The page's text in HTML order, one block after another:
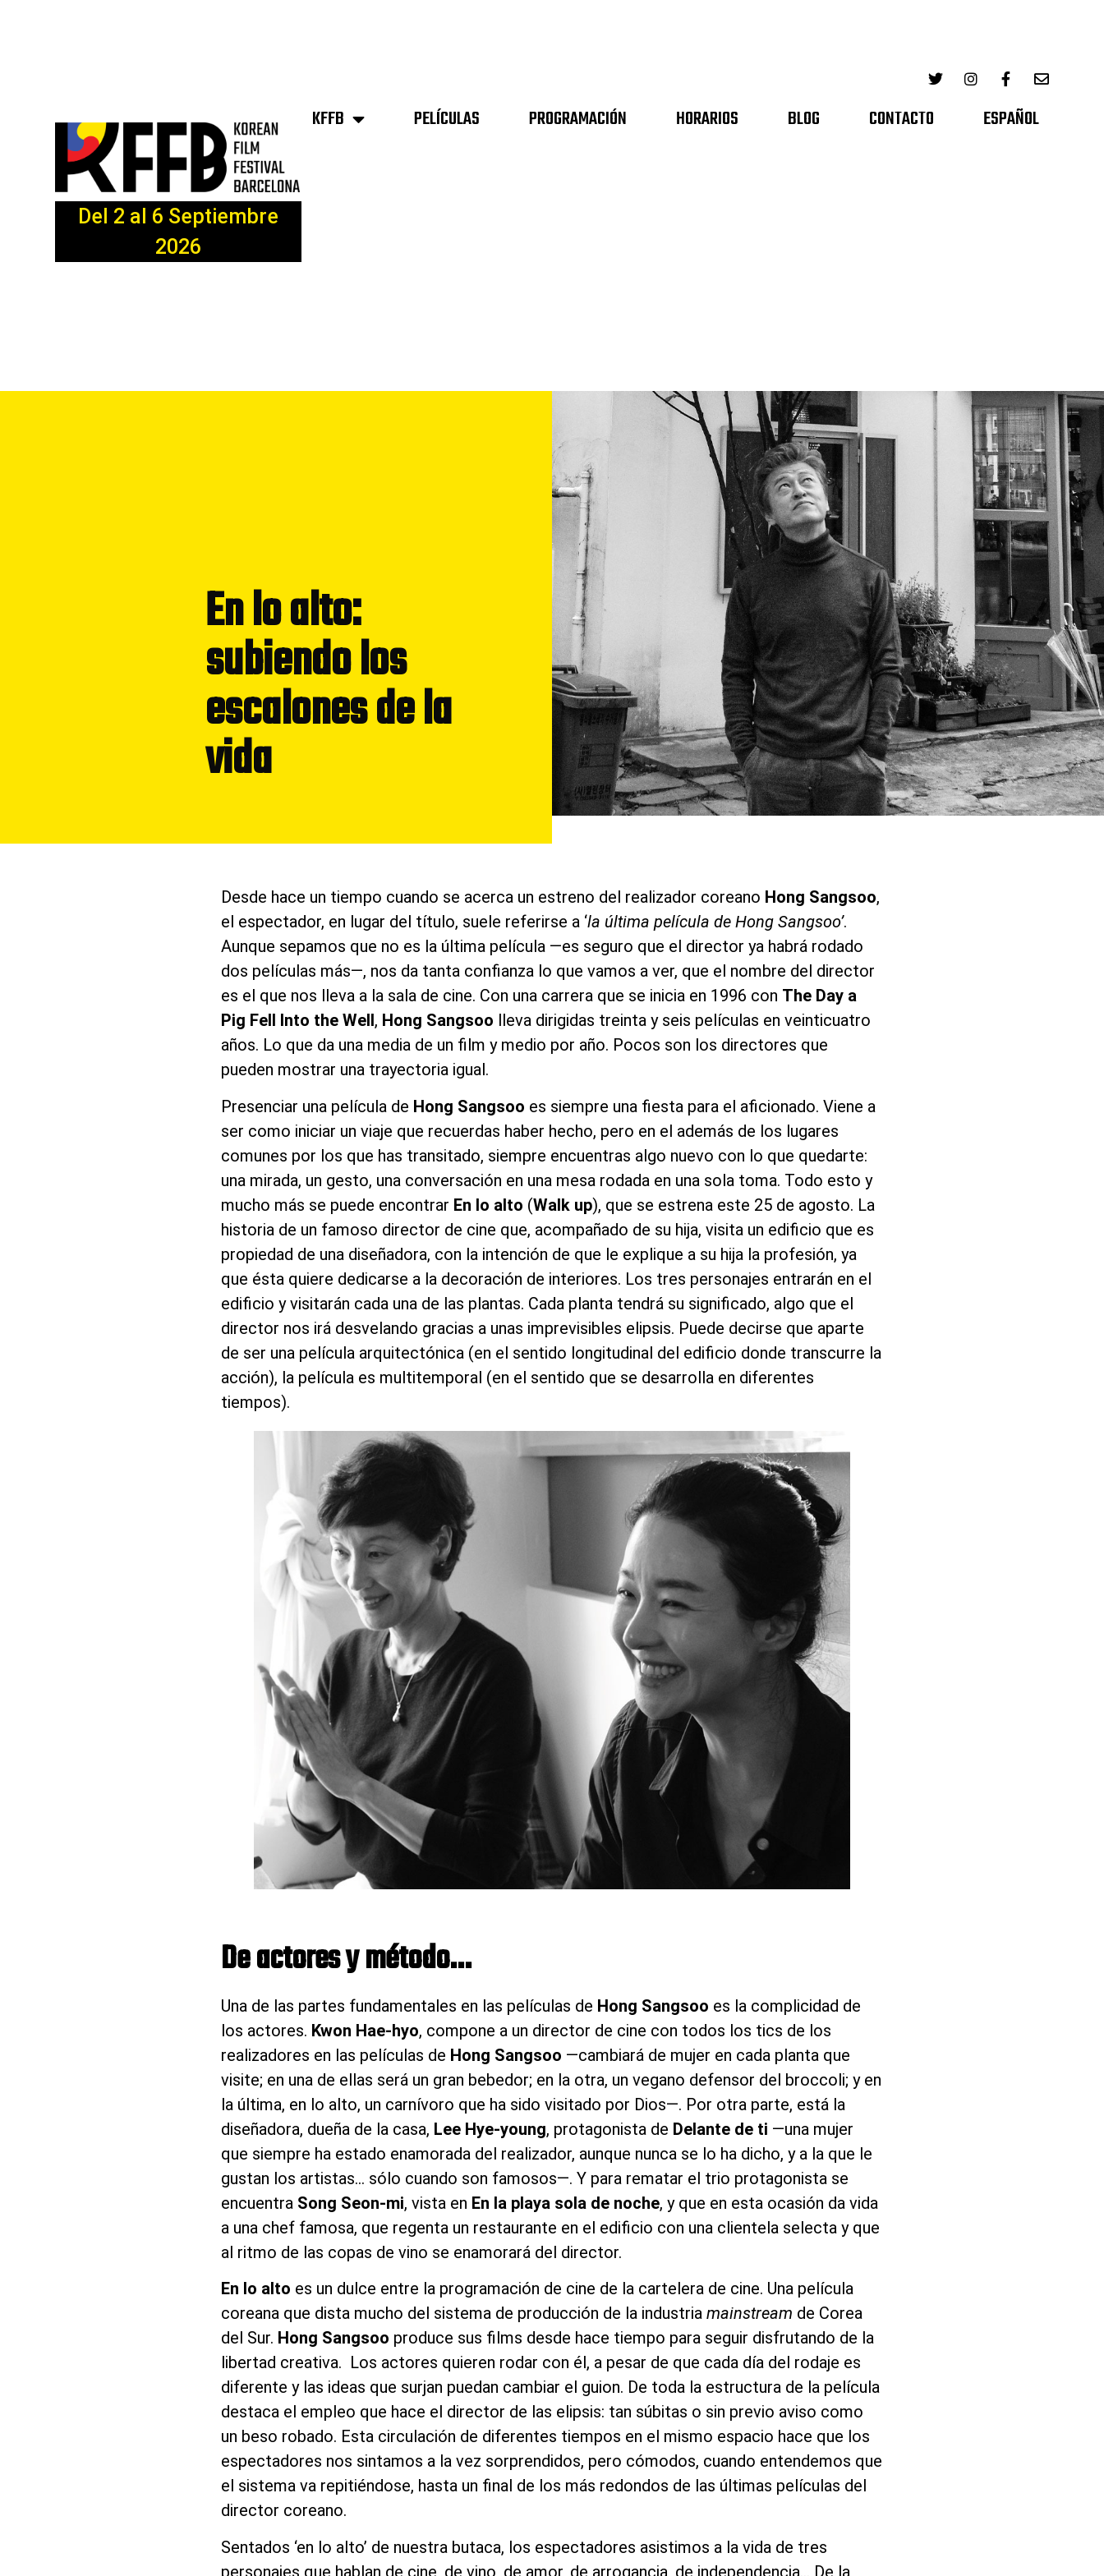
Del 2 al 6 Septiembre
2026
KFFB PELÍCULAS PROGRAMACIÓN HORARIOS BLOG CONTACTO ESPAÑOL
En lo alto:
subiendo los
escalones de la
vida
Desde hace un tiempo cuando se acerca un estreno del realizador coreano Hong Sangsoo,
el espectador, en lugar del título, suele referirse a ‘la última película de Hong Sangsoo’.
Aunque sepamos que no es la última película —es seguro que el director ya habrá rodado
dos películas más—, nos da tanta confianza lo que vamos a ver, que el nombre del director
es el que nos lleva a la sala de cine. Con una carrera que se inicia en 1996 con The Day a
Pig Fell Into the Well , Hong Sangsoo lleva dirigidas treinta y seis películas en veinticuatro
años. Lo que da una media de un film y medio por año. Pocos son los directores que
pueden mostrar una trayectoria igual.
Presenciar una película de Hong Sangsoo es siempre una fiesta para el aficionado. Viene a
ser como iniciar un viaje que recuerdas haber hecho, pero en el además de los lugares
comunes por los que has transitado, siempre encuentras algo nuevo con lo que quedarte:
una mirada, un gesto, una conversación en una mesa rodada en una sola toma. Todo esto y
mucho más se puede encontrar En lo alto (Walk up), que se estrena este 25 de agosto. La
historia de un famoso director de cine que, acompañado de su hija, visita un edificio que es
propiedad de una diseñadora, con la intención de que le explique a su hija la profesión, ya
que ésta quiere dedicarse a la decoración de interiores. Los tres personajes entrarán en el
edificio y visitarán cada una de las plantas. Cada planta tendrá su significado, algo que el
director nos irá desvelando gracias a unas imprevisibles elipsis. Puede decirse que aparte
de ser una película arquitectónica (en el sentido longitudinal del edificio donde transcurre la
acción), la película es multitemporal (en el sentido que se desarrolla en diferentes
tiempos).
De actores y método…
Una de las partes fundamentales en las películas de Hong Sangsoo es la complicidad de
los actores. Kwon Hae-hyo, compone a un director de cine con todos los tics de los
realizadores en las películas de Hong Sangsoo —cambiará de mujer en cada planta que
visite; en una de ellas será un gran bebedor; en la otra, un vegano defensor del broccoli; y en
la última, en lo alto, un carnívoro que ha sido visitado por Dios—. Por otra parte, está la
diseñadora, dueña de la casa, Lee Hye-young, protagonista de Delante de ti —una mujer
que siempre ha estado enamorada del realizador, aunque nunca se lo ha dicho, y a la que le
gustan los artistas… sólo cuando son famosos—. Y para rematar el trio protagonista se
encuentra Song Seon-mi, vista en En la playa sola de noche, y que en esta ocasión da vida
a una chef famosa, que regenta un restaurante en el edificio con una clientela selecta y que
al ritmo de las copas de vino se enamorará del director.
En lo alto es un dulce entre la programación de cine de la cartelera de cine. Una película
coreana que dista mucho del sistema de producción de la industria mainstream de Corea
del Sur. Hong Sangsoo produce sus films desde hace tiempo para seguir disfrutando de la
libertad creativa. Los actores quieren rodar con él, a pesar de que cada día del rodaje es
diferente y las ideas que surjan puedan cambiar el guion. De toda la estructura de la película
destaca el empleo que hace el director de las elipsis: tan súbitas o sin previo aviso como
un beso robado. Esta circulación de diferentes tiempos en el mismo espacio hace que los
espectadores nos sintamos a la vez sorprendidos, pero cómodos, cuando entendemos que
el sistema va repitiéndose, hasta un final de los más redondos de las últimas películas del
director coreano.
Sentados ‘en lo alto’ de nuestra butaca, los espectadores asistimos a la vida de tres
personajes que hablan de cine, de vino, de amor, de arrogancia, de independencia… De la